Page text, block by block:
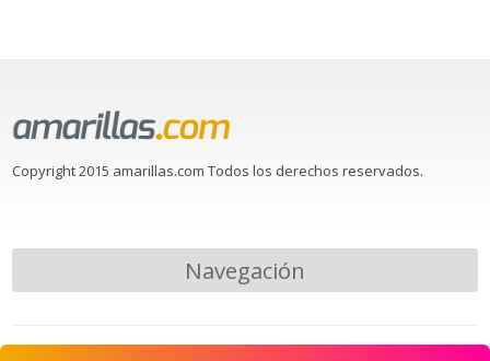
Copyright 2015 amarillas.com Todos los derechos reservados.
Navegación